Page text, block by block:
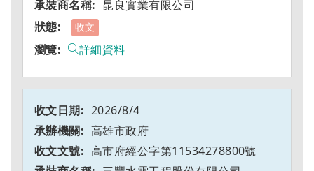
昆良實業有限公司
收文
詳細資料
2026/8/4
高雄市政府
高市府經公字第11534278800號